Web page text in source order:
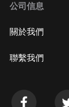
公司信息
關於我們
聯繫我們